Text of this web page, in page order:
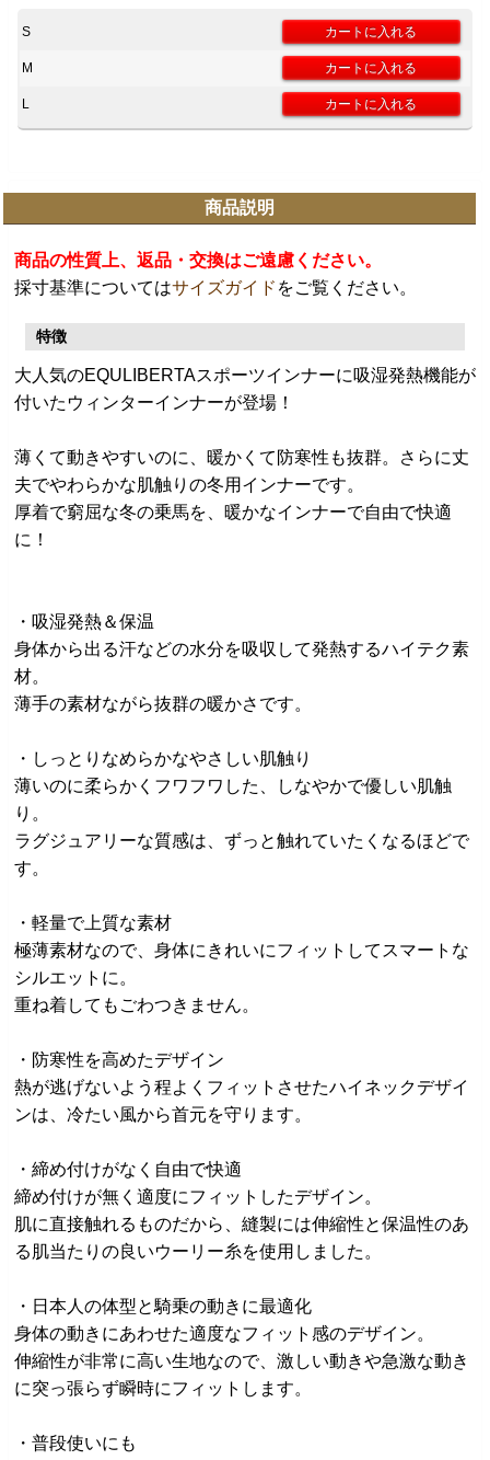
S
M
L
商品説明
商品の性質上、返品・交換はご遠慮ください。
採寸基準についてはサイズガイド をご覧ください。
特徴
大人気のEQULIBERTAスポーツインナーに吸湿発熱機能が
付いたウィンターインナーが登場！
薄くて動きやすいのに、暖かくて防寒性も抜群。さらに丈
夫でやわらかな肌触りの冬用インナーです。
厚着で窮屈な冬の乗馬を、暖かなインナーで自由で快適
に！
・吸湿発熱＆保温
身体から出る汗などの水分を吸収して発熱するハイテク素
材。
薄手の素材ながら抜群の暖かさです。
・しっとりなめらかなやさしい肌触り
薄いのに柔らかくフワフワした、しなやかで優しい肌触
り。
ラグジュアリーな質感は、ずっと触れていたくなるほどで
す。
・軽量で上質な素材
極薄素材なので、身体にきれいにフィットしてスマートな
シルエットに。
重ね着してもごわつきません。
・防寒性を高めたデザイン
熱が逃げないよう程よくフィットさせたハイネックデザイ
ンは、冷たい風から首元を守ります。
・締め付けがなく自由で快適
締め付けが無く適度にフィットしたデザイン。
肌に直接触れるものだから、縫製には伸縮性と保温性のあ
る肌当たりの良いウーリー糸を使用しました。
・日本人の体型と騎乗の動きに最適化
身体の動きにあわせた適度なフィット感のデザイン。
伸縮性が非常に高い生地なので、激しい動きや急激な動き
に突っ張らず瞬時にフィットします。
・普段使いにも